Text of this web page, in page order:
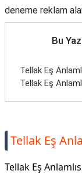
deneme reklam
Bu
Tellak Eş
Tellak Eş
Tellak Eş
Tellak Eş